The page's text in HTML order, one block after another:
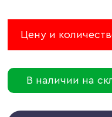
Цену и
В наличии на